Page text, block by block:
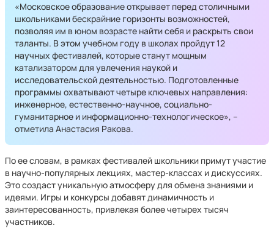
«Московское образование открывает перед столичными
школьниками бескрайние горизонты возможностей,
позволяя им в юном возрасте найти себя и раскрыть свои
таланты. В этом учебном году в школах пройдут 12
научных фестивалей, которые станут мощным
катализатором для увлечения наукой и
исследовательской деятельностью. Подготовленные
программы охватывают четыре ключевых направления:
инженерное, естественно-научное, социально-
гуманитарное и информационно-технологическое», –
отметила Анастасия Ракова.
По ее словам, в рамках фестивалей школьники примут участие
в научно-популярных лекциях, мастер-классах и дискуссиях.
Это создаст уникальную атмосферу для обмена знаниями и
идеями. Игры и конкурсы добавят динамичность и
заинтересованность, привлекая более четырех тысяч
участников.